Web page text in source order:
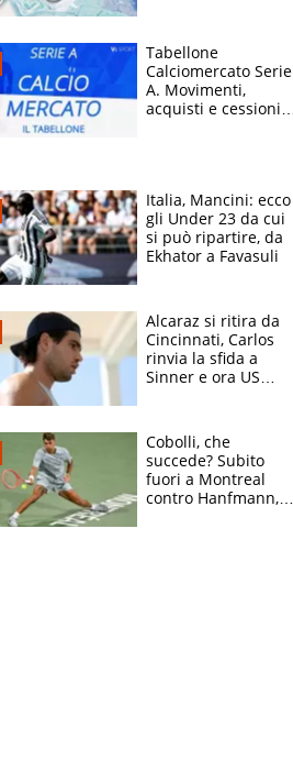
Tabellone
Calciomercato Serie
A. Movimenti,
acquisti e cessioni:
Italia, Mancini: ecco
gli Under 23 da cui
si può ripartire, da
Ekhator a Favasuli
Alcaraz si ritira da
Cincinnati, Carlos
rinvia la sfida a
Sinner e ora US
Cobolli, che
succede? Subito
fuori a Montreal
contro Hanfmann,